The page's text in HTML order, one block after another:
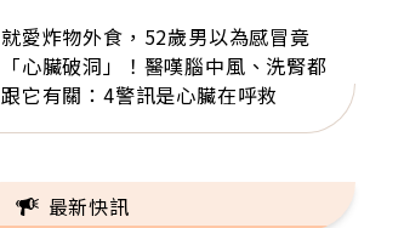
就愛炸物外食，52歲男以為感冒竟
「心臟破洞」！醫嘆腦中風、洗腎都
跟它有關：4警訊是心臟在呼救
最新快訊